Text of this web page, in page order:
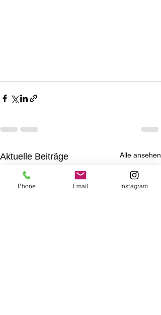
Aktuelle Beiträge Alle ansehen
Phone Email Instagram